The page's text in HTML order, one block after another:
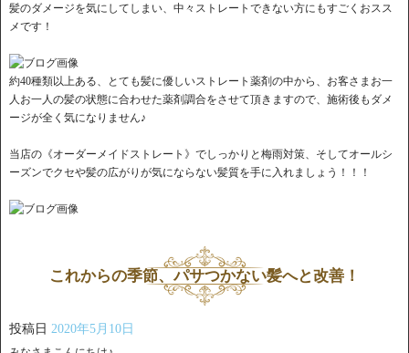
髪のダメージを気にしてしまい、中々ストレートできない方にもすごくおスス
メです！
約40種類以上ある、とても髪に優しいストレート薬剤の中から、お客さまお一
人お一人の髪の状態に合わせた薬剤調合をさせて頂きますので、施術後もダメ
ージが全く気になりません♪
当店の《オーダーメイドストレート》でしっかりと梅雨対策、そしてオールシ
ーズンでクセや髪の広がりが気にならない髪質を手に入れましょう！！！
これからの季節、パサつかない髪へと改善！
投稿日 2020年5月10日